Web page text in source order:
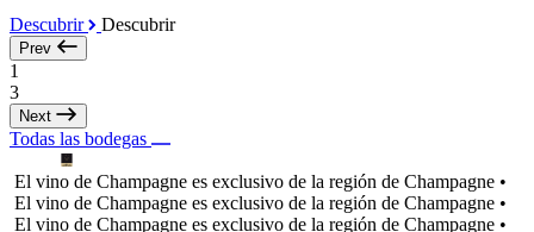
Descubrir Descubrir
Prev
1
3
Next
Todas las bodegas
El vino de Champagne es exclusivo de la región de Champagne •
El vino de Champagne es exclusivo de la región de Champagne •
El vino de Champagne es exclusivo de la región de Champagne •